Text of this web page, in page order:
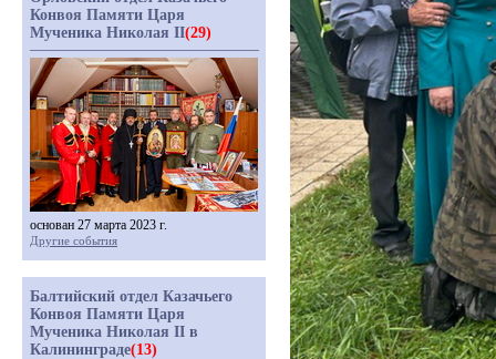
Конвоя Памяти Царя
Мученика Николая II(29)
основан 27 марта 2023 г.
Другие события
Балтийский отдел Казачьего
Конвоя Памяти Царя
Мученика Николая II в
Калининграде(13)